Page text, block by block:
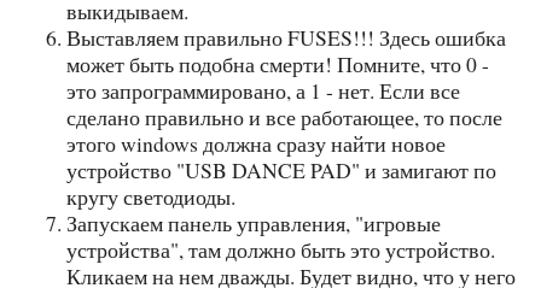
выкидываем.
Выставляем правильно FUSES!!! Здесь ошибка
может быть подобна смерти! Помните, что 0 -
это запрограммировано, а 1 - нет. Если все
сделано правильно и все работающее, то после
этого windows должна сразу найти новое
устройство "USB DANCE PAD" и замигают по
кругу светодиоды.
Запускаем панель управления, "игровые
устройства", там должно быть это устройство.
Кликаем на нем дважды. Будет видно, что у него